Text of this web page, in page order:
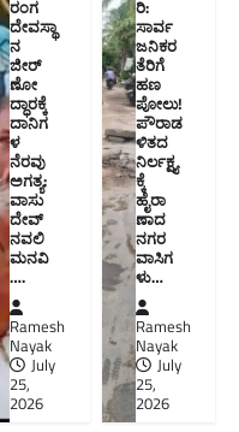
ರಂಗ
ದೇವಸ್ಥಾ
ನ
ಜೀರ್
ಣೋ
ದ್ಧಾರಕ್ಕೆ
ದಾನಿಗ
ಳ
ನೆರವು
ಅಗತ್ಯ:
ವಾಸು
ದೇವ್
ನವಲಿ
ಮನವಿ​
….
Ramesh
Nayak
July
25,
2026
ರಿ:
ಸಾರ್ವ
ಜನಿಕರ
ತೆರಿಗೆ
ಹಣ
ಪೋಲು!
ಪೌರಾಡ
ಳಿತದ
ನಿರ್ಲಕ್ಷ್ಯ
ಕ್ಕೆ
ಹೈರಾ
ಣಾದ
ನಗರ
ವಾಸಿಗ
ಳು​…
Ramesh
Nayak
July
25,
2026